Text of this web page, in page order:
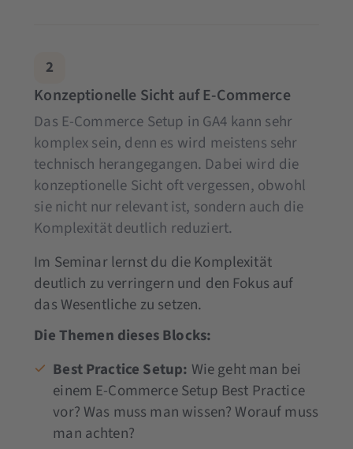
2
Konzeptionelle Sicht auf E-Commerce
Das E-Commerce Setup in GA4 kann sehr
komplex sein, denn es wird meistens sehr
technisch herangegangen. Dabei wird die
konzeptionelle Sicht oft vergessen, obwohl
sie nicht nur relevant ist, sondern auch die
Komplexität deutlich reduziert.
Im Seminar lernst du die Komplexität
deutlich zu verringern und den Fokus auf
das Wesentliche zu setzen.
Die Themen dieses Blocks:
Best Practice Setup: Wie geht man bei
einem E-Commerce Setup Best Practice
vor? Was muss man wissen? Worauf muss
man achten?